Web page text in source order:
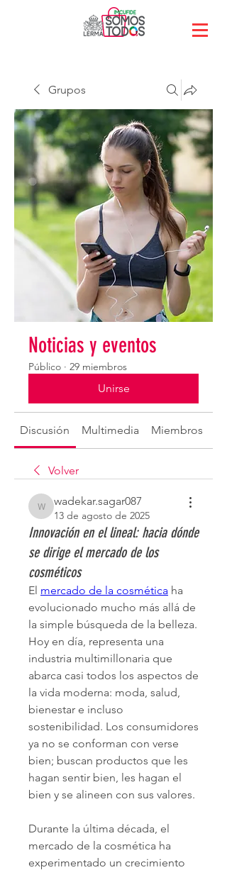
Grupos
Noticias y eventos
Público · 29 miembros
Unirse
Discusión Multimedia Miembros
Volver
wadekar.sagar087
wadekar.sagar087
13 de agosto de 2025
Innovación en el lineal: hacia dónde
se dirige el mercado de los
cosméticos
El mercado de la cosmética ha
evolucionado mucho más allá de
la simple búsqueda de la belleza.
Hoy en día, representa una
industria multimillonaria que
abarca casi todos los aspectos de
la vida moderna: moda, salud,
bienestar e incluso
sostenibilidad. Los consumidores
ya no se conforman con verse
bien; buscan productos que les
hagan sentir bien, les hagan el
bien y se alineen con sus valores.
Durante la última década, el
mercado de la cosmética ha
experimentado un crecimiento